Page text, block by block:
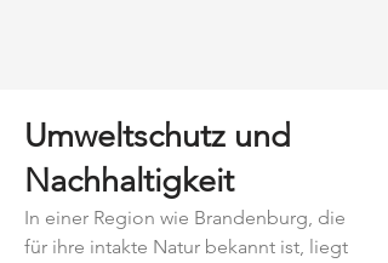
Umweltschutz und
Nachhaltigkeit
In einer Region wie Brandenburg, die
für ihre intakte Natur bekannt ist, liegt